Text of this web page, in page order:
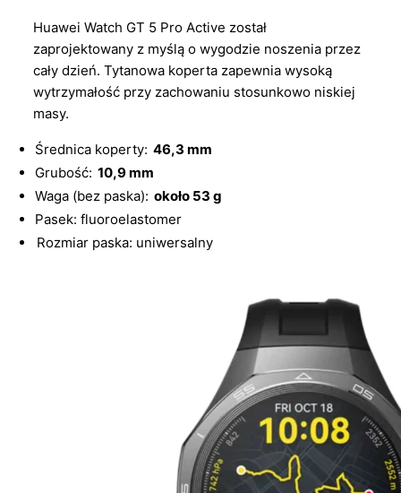
Huawei Watch GT 5 Pro Active został
zaprojektowany z myślą o wygodzie noszenia przez
cały dzień. Tytanowa koperta zapewnia wysoką
wytrzymałość przy zachowaniu stosunkowo niskiej
masy.
Średnica koperty: 46,3 mm
Grubość: 10,9 mm
Waga (bez paska): około 53 g
Pasek: fluoroelastomer
Rozmiar paska: uniwersalny